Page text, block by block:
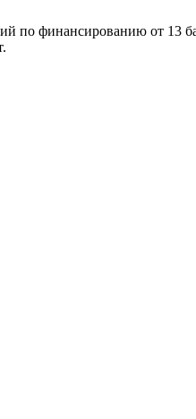
по финансированию от 13